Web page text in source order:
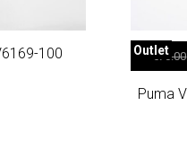
100 Outlet
€70.00
Puma